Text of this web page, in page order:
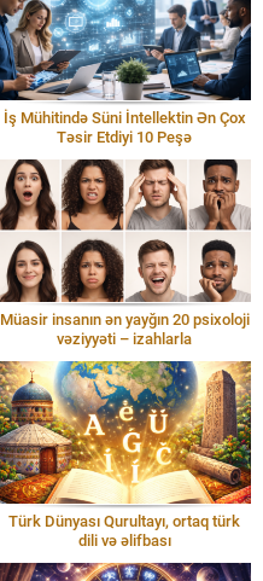
İş Mühitində Süni İntellektin Ən Çox
Təsir Etdiyi 10 Peşə
Müasir insanın ən yayğın 20 psixoloji
vəziyyəti – izahlarla
Türk Dünyası Qurultayı, ortaq türk
dili və əlifbası